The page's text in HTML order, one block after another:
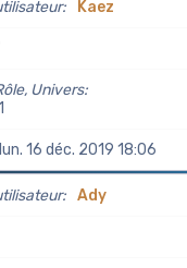
Kaez
Univers
lun. 16 déc. 2019 18:06
Ady